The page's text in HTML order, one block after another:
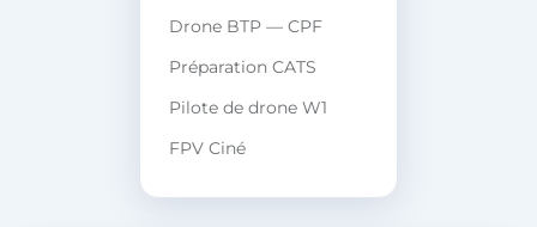
Drone BTP — CPF
Préparation CATS
Pilote de drone W1
FPV Ciné